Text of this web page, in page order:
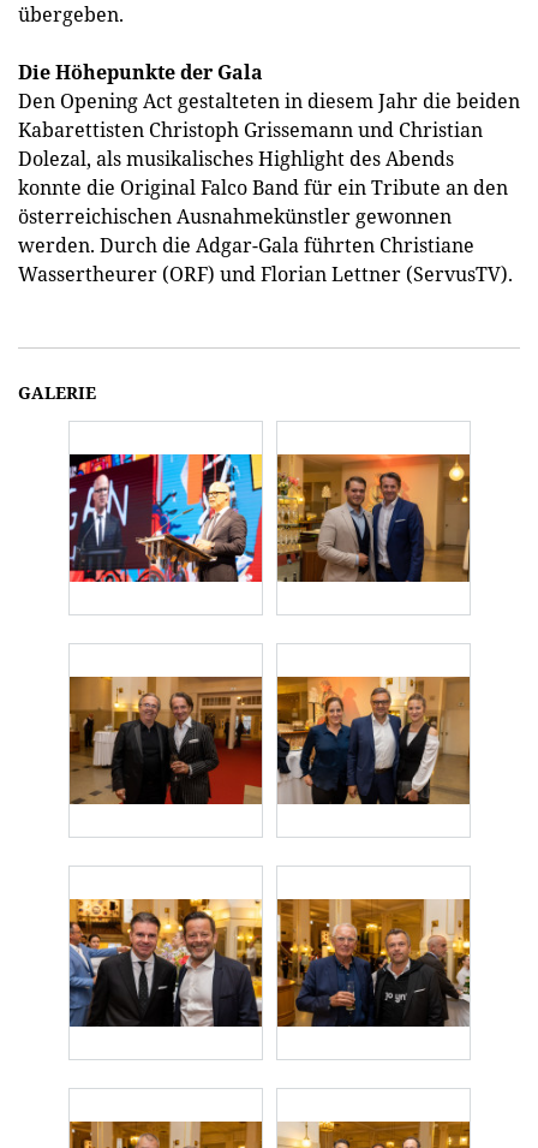
übergeben.
Die Höhepunkte der Gala
Den Opening Act gestalteten in diesem Jahr die beiden
Kabarettisten Christoph Grissemann und Christian
Dolezal, als musikalisches Highlight des Abends
konnte die Original Falco Band für ein Tribute an den
österreichischen Ausnahmekünstler gewonnen
werden. Durch die Adgar-Gala führten Christiane
Wassertheurer (ORF) und Florian Lettner (ServusTV).
GALERIE